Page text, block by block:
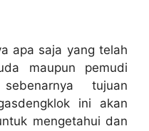
apa saja yang telah
maupun pemudi
tujuan
ini akan
mengetahui dan